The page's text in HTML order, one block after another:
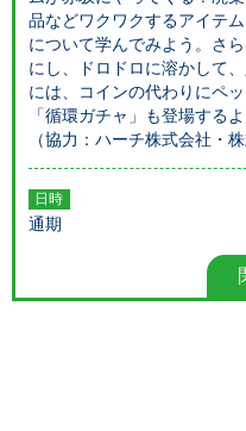
品などワクワクするアイテ
について学んでみよう。さ
にし、ドロドロに溶かして
には、コインの代わりにペ
「循環ガチャ」も登場するよ
（協力：ハーチ株式会社・
日時
通期